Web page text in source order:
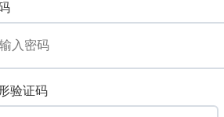
验证码